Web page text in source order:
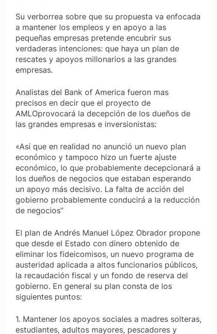
Su verborrea sobre que su propuesta va enfocada
a mantener los empleos y en apoyo a las
pequeñas empresas pretende encubrir sus
verdaderas intenciones: que haya un plan de
rescates y apoyos millonarios a las grandes
empresas.
Analistas del Bank of America fueron mas
precisos en decir que el proyecto de
AMLOprovocará la decepción de los dueños de
las grandes empresas e inversionistas:
«Así que en realidad no anunció un nuevo plan
económico y tampoco hizo un fuerte ajuste
económico, lo que probablemente decepcionará a
los dueños de negocios que estaban esperando
un apoyo más decisivo. La falta de acción del
gobierno probablemente conducirá a la reducción
de negocios”
El plan de Andrés Manuel López Obrador propone
que desde el Estado con dinero obtenido de
eliminar los fideicomisos, un nuevo programa de
austeridad aplicada a altos funcionarios públicos,
la recaudación fiscal y un fondo de reserva del
gobierno. En general su plan consta de los
siguientes puntos:
1. Mantener los apoyos sociales a madres solteras,
estudiantes, adultos mayores, pescadores y